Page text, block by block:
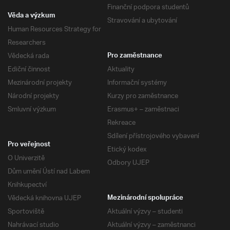
Finanční podpora studentů
Stravování a ubytování
Věda a výzkum
Human Resources Strategy for
Researchers
Vědecká rada
Ediční činnost
Mezinárodní projekty
Národní projekty
Smluvní výzkum
Pro zaměstnance
Aktuality
Informační systémy
Kurzy pro zaměstnance
Erasmus+ – zaměstnaci
Rekreace
Sdílení přístrojového vybavení
Etický kodex
Odbory UJEP
Pro veřejnost
O Univerzitě
Dům umění Ústí nad Labem
Knihkupectví
Vědecká knihovna UJEP
Sportoviště
Nahrávací studio
Mezinárodní spolupráce
Aktuální výzvy – studenti
Aktuální výzvy – zaměstnanci